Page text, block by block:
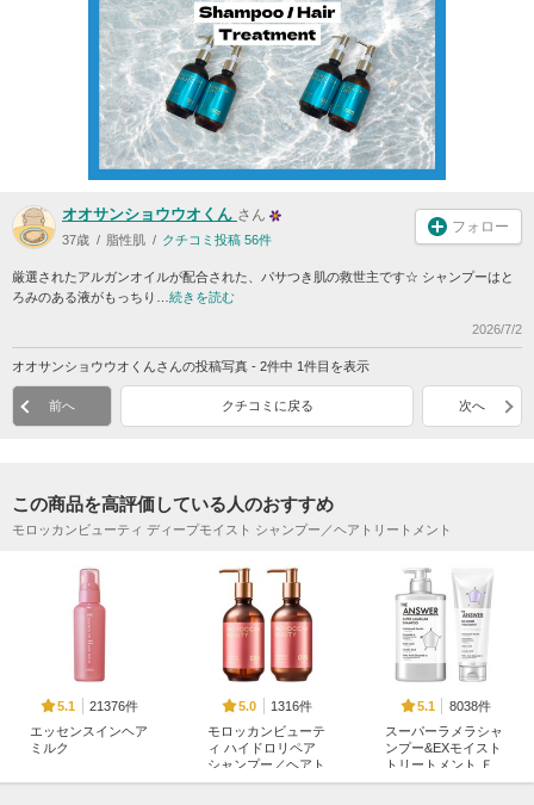
オオサンショウウオくん さん
37歳 脂性肌 クチコミ投稿 56件
フォロー
厳選されたアルガンオイルが配合された、パサつき肌の救世主です☆ シャンプーはと
ろみのある液がもっちり… 続きを読む
2026/7/2
オオサンショウウオくんさんの投稿写真 - 2件中 1件目を表示
前へ クチコミに戻る 次へ
この商品を高評価している人のおすすめ
モロッカンビューティ ディープモイスト シャンプー／ヘアトリートメント
5.1
21376件
エッセンスインヘア
ミルク
5.0
1316件
モロッカンビューテ
ィ ハイドロリペア
シャンプー／ヘアト
リートメント
5.1
8038件
スーパーラメラシャ
ンプー&EXモイスト
トリートメント Ｆ
ＯＲ ＤＡＩＬＹ Ｄ